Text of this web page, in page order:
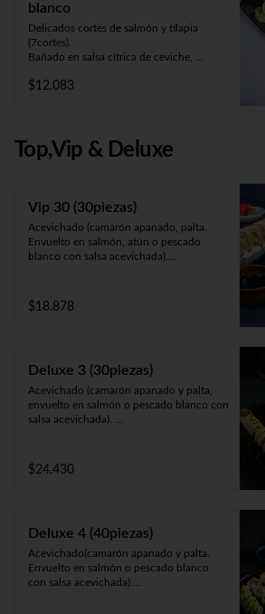
blanco
Delicados cortes de salmón y tilapia
(7cortes).
Bañado en salsa cítrica de ceviche,
$12.083
Top,Vip & Deluxe
Vip 30 (30piezas)
Acevichado (camarón apanado, palta.
Envuelto en salmón, atún o pescado
blanco con salsa acevichada).
queso o palta).
Panko Ebi (camarón ecuatoriano, queso,
$18.878
Deluxe 3 (30piezas)
Acevichado (camarón apanado y palta,
envuelto en salmón o pescado blanco con
salsa acevichada).
maracuyá).
Galápagos (salmón, queso y cebollín,
$24.430
Deluxe 4 (40piezas)
Acevichado(camarón apanado y palta.
Envuelto en salmón o pescado blanco
con salsa acevichada).